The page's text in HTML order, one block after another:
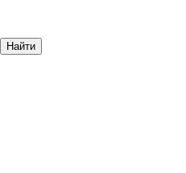
Найти